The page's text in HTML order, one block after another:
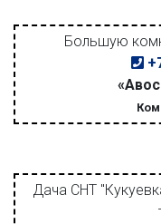
Большую
Дача СНТ